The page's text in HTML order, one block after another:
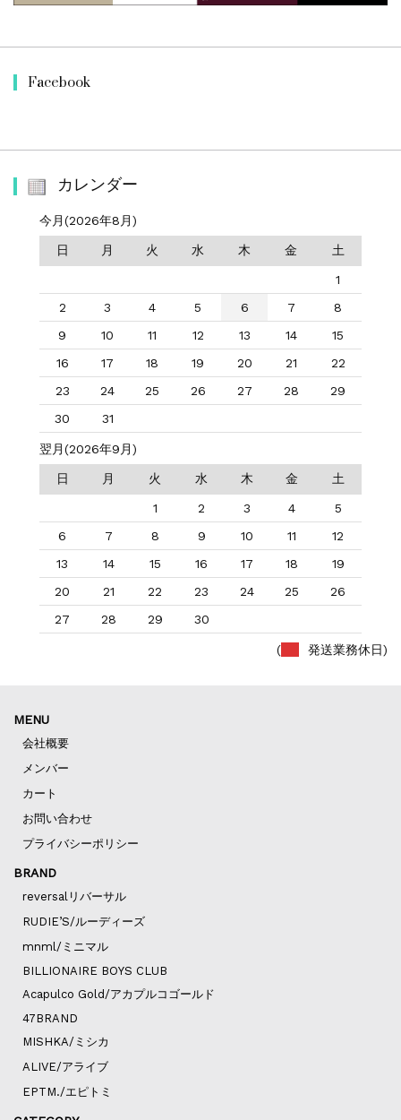
Facebook
カレンダー
今月(2026年8月)
日 月 火 水 木 金 土
1
2
3 4 5 6 7
8
9
10 11 12 13 14
15
16
17 18 19 20 21
22
23
24 25 26 27 28
29
30
31
翌月(2026年9月)
日 月 火 水 木 金 土
1 2 3 4
5
6
7 8 9 10 11
12
13
14 15 16 17 18
19
20
21 22 23 24 25
26
27
28 29 30
( 発送業務休日)
MENU
会社概要
メンバー
カート
お問い合わせ
プライバシーポリシー
BRAND
reversalリバーサル
RUDIE’S/ルーディーズ
mnml/ミニマル
BILLIONAIRE BOYS CLUB
Acapulco Gold/アカプルコゴールド
47BRAND
MISHKA/ミシカ
ALIVE/アライブ
EPTM./エピトミ